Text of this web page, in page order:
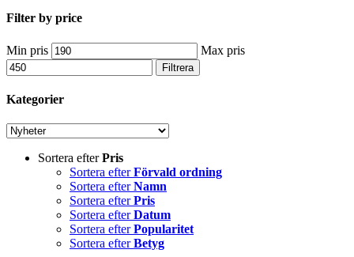
Filter by price
Min pris Max pris
Filtrera
Kategorier
Sortera efterPris
Sortera efterFörvald ordning
Sortera efterNamn
Sortera efterPris
Sortera efterDatum
Sortera efterPopularitet
Sortera efterBetyg